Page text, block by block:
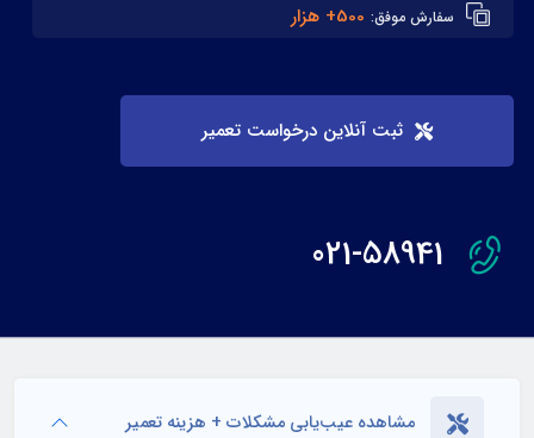
سفارش موفق: 500+ هزار
ثبت آنلاین درخواست تعمیر
021-58941
مشاهده عیب‌یابی مشکلات + هزینه تعمیر